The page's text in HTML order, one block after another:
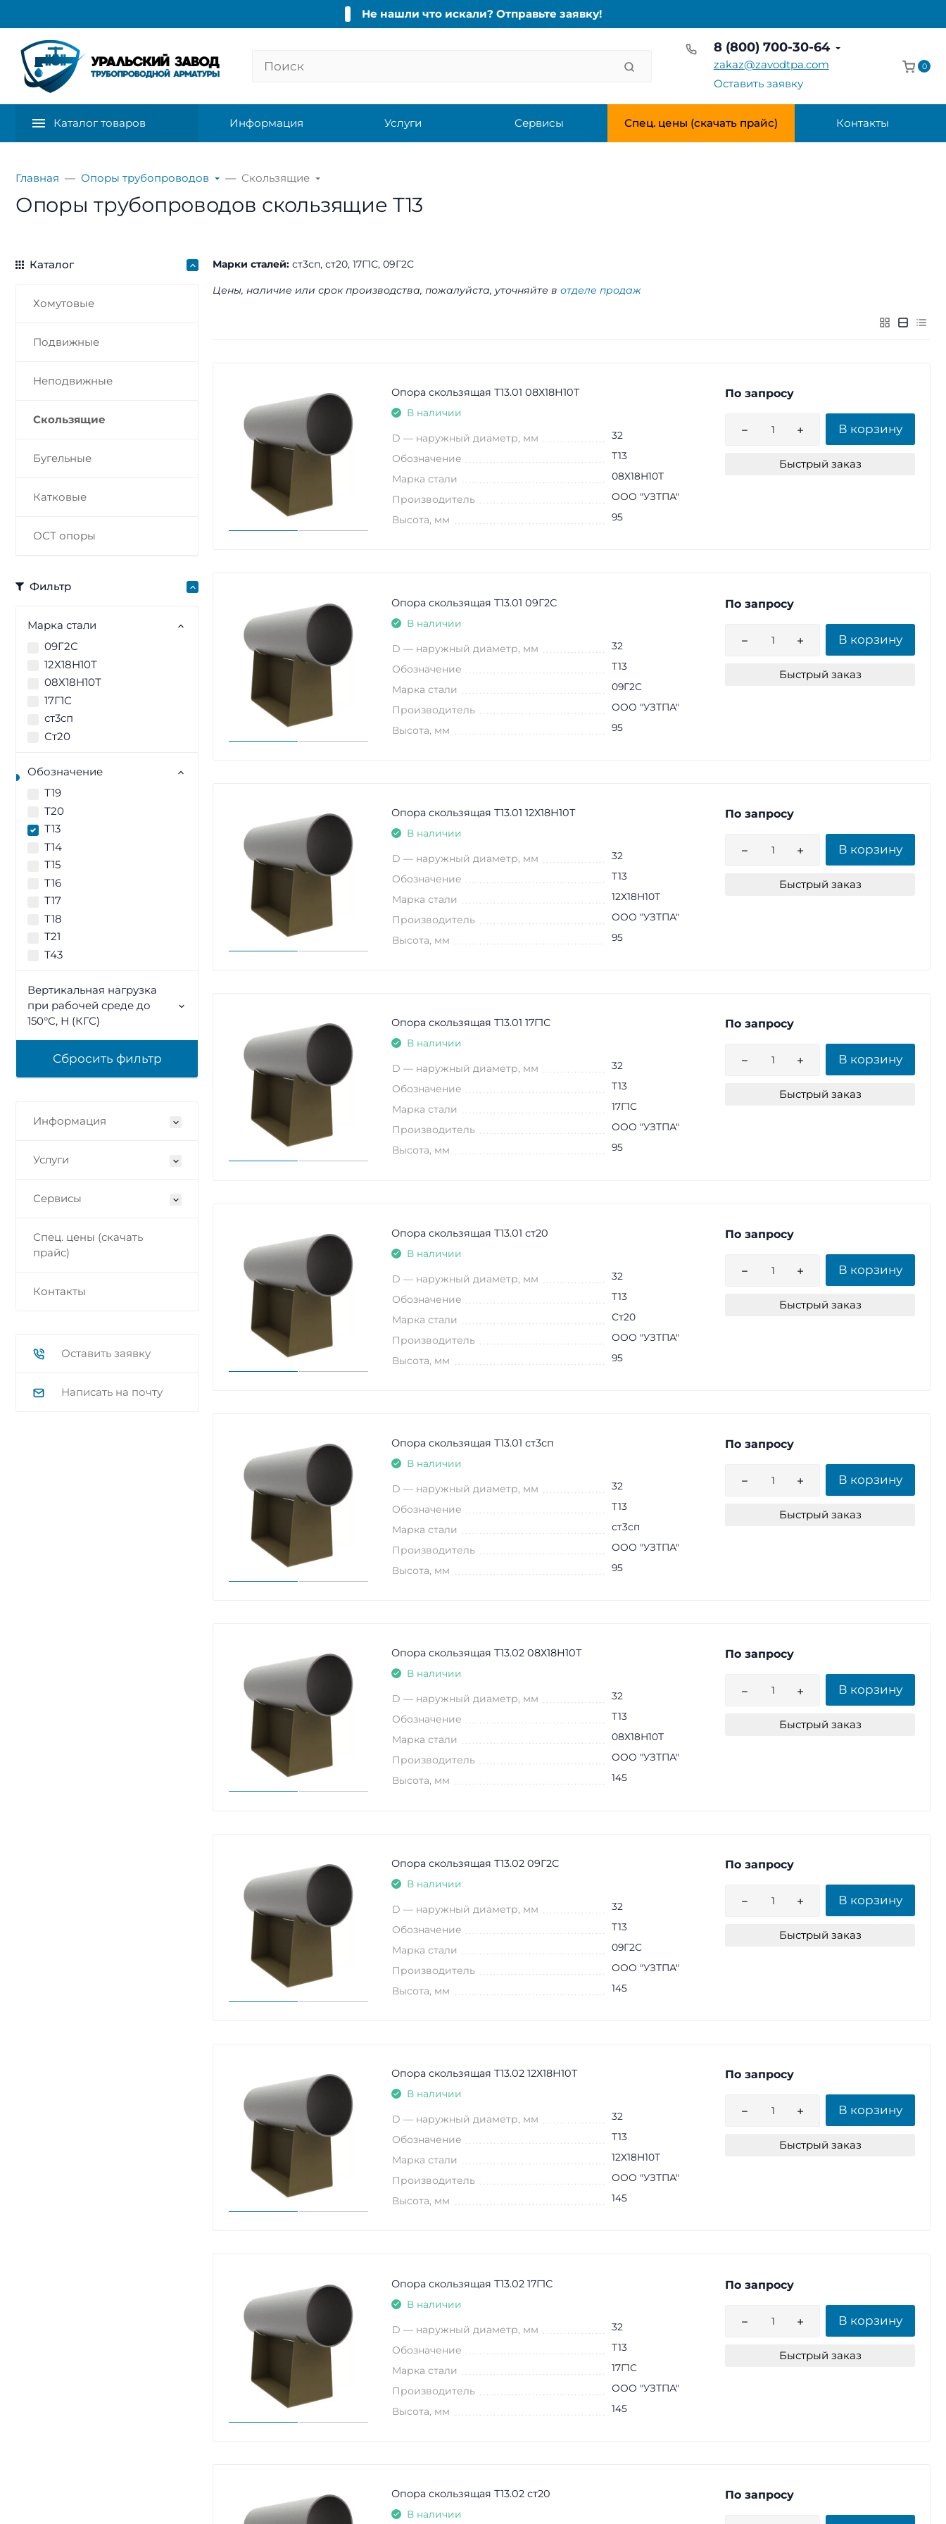
Не нашли что искали? Отправьте заявку!
8 (800) 700-30-64
zakaz@zavodtpa.com
Оставить заявку
0
Каталог товаров Информация Услуги Сервисы Спец. цены (скачать прайс) Контакты
Главная Опоры трубопроводов Скользящие
Опоры трубопроводов скользящие Т13
Каталог
Хомутовые
Подвижные
Неподвижные
Скользящие
Бугельные
Катковые
ОСТ опоры
Фильтр
Марка стали
09Г2С
12Х18Н10Т
08Х18Н10Т
17Г1С
ст3сп
Ст20
Обозначение
Т19
Т20
Т13
Т14
Т15
Т16
Т17
Т18
Т21
Т43
Вертикальная нагрузка
при рабочей среде до
150°C, Н (КГС)
Информация
Услуги
Сервисы
Спец. цены (скачать
прайс)
Контакты
Оставить заявку
Написать на почту
Марки сталей: ст3сп, ст20, 17Г1С, 09Г2С
Цены, наличие или срок производства, пожалуйста, уточняйте в отделе продаж
Опора скользящая Т13.01 08Х18Н10Т
В наличии
D — наружный диаметр, мм 32
Обозначение Т13
Марка стали 08Х18Н10Т
Производитель ООО "УЗТПА"
Высота, мм 95
По запросу
В корзину
Быстрый заказ
Опора скользящая Т13.01 09Г2С
В наличии
D — наружный диаметр, мм 32
Обозначение Т13
Марка стали 09Г2С
Производитель ООО "УЗТПА"
Высота, мм 95
По запросу
В корзину
Быстрый заказ
Опора скользящая Т13.01 12Х18Н10Т
В наличии
D — наружный диаметр, мм 32
Обозначение Т13
Марка стали 12Х18Н10Т
Производитель ООО "УЗТПА"
Высота, мм 95
По запросу
В корзину
Быстрый заказ
Опора скользящая Т13.01 17Г1С
В наличии
D — наружный диаметр, мм 32
Обозначение Т13
Марка стали 17Г1С
Производитель ООО "УЗТПА"
Высота, мм 95
По запросу
В корзину
Быстрый заказ
Опора скользящая Т13.01 ст20
В наличии
D — наружный диаметр, мм 32
Обозначение Т13
Марка стали Ст20
Производитель ООО "УЗТПА"
Высота, мм 95
По запросу
В корзину
Быстрый заказ
Опора скользящая Т13.01 ст3сп
В наличии
D — наружный диаметр, мм 32
Обозначение Т13
Марка стали ст3сп
Производитель ООО "УЗТПА"
Высота, мм 95
По запросу
В корзину
Быстрый заказ
Опора скользящая Т13.02 08Х18Н10Т
В наличии
D — наружный диаметр, мм 32
Обозначение Т13
Марка стали 08Х18Н10Т
Производитель ООО "УЗТПА"
Высота, мм 145
По запросу
В корзину
Быстрый заказ
Опора скользящая Т13.02 09Г2С
В наличии
D — наружный диаметр, мм 32
Обозначение Т13
Марка стали 09Г2С
Производитель ООО "УЗТПА"
Высота, мм 145
По запросу
В корзину
Быстрый заказ
Опора скользящая Т13.02 12Х18Н10Т
В наличии
D — наружный диаметр, мм 32
Обозначение Т13
Марка стали 12Х18Н10Т
Производитель ООО "УЗТПА"
Высота, мм 145
По запросу
В корзину
Быстрый заказ
Опора скользящая Т13.02 17Г1С
В наличии
D — наружный диаметр, мм 32
Обозначение Т13
Марка стали 17Г1С
Производитель ООО "УЗТПА"
Высота, мм 145
По запросу
В корзину
Быстрый заказ
Опора скользящая Т13.02 ст20
В наличии
По запросу